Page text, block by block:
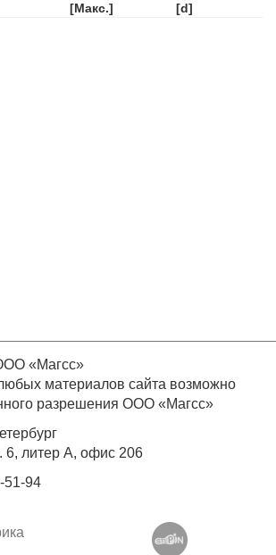
[Макс.]
[d]
«Магсс»
материалов сайта возможно
разрешения ООО «Магсс»
6, литер А, офис 206
51-94